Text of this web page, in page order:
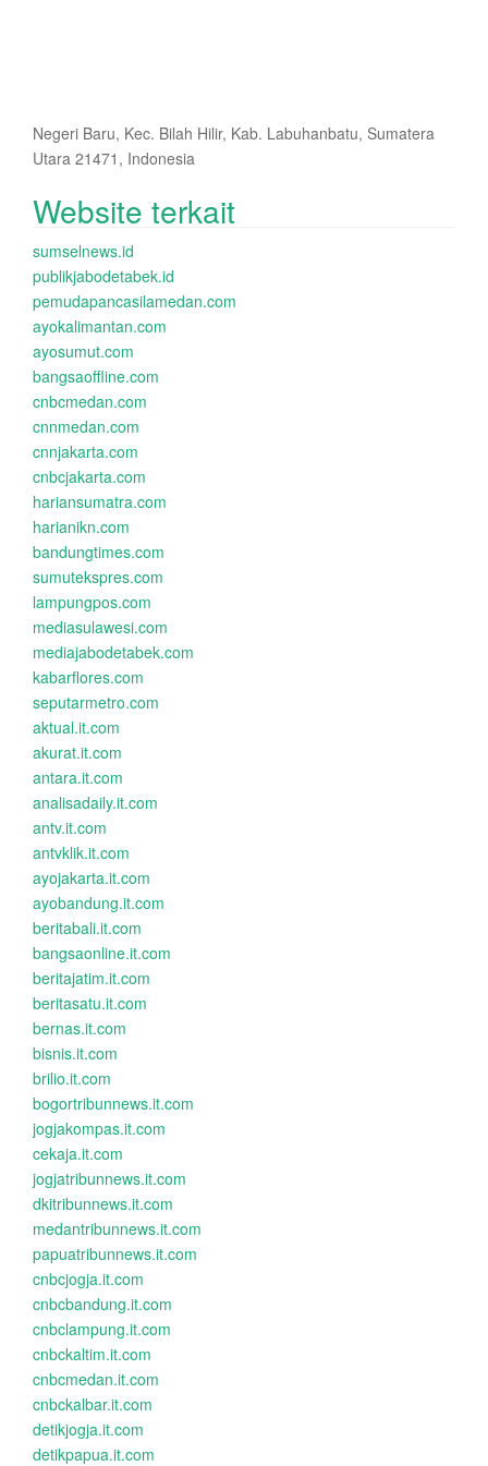
Negeri Baru, Kec. Bilah Hilir, Kab. Labuhanbatu, Sumatera
Utara 21471, Indonesia
Website terkait
sumselnews.id
publikjabodetabek.id
pemudapancasilamedan.com
ayokalimantan.com
ayosumut.com
bangsaoffline.com
cnbcmedan.com
cnnmedan.com
cnnjakarta.com
cnbcjakarta.com
hariansumatra.com
harianikn.com
bandungtimes.com
sumutekspres.com
lampungpos.com
mediasulawesi.com
mediajabodetabek.com
kabarflores.com
seputarmetro.com
aktual.it.com
akurat.it.com
antara.it.com
analisadaily.it.com
antv.it.com
antvklik.it.com
ayojakarta.it.com
ayobandung.it.com
beritabali.it.com
bangsaonline.it.com
beritajatim.it.com
beritasatu.it.com
bernas.it.com
bisnis.it.com
brilio.it.com
bogortribunnews.it.com
jogjakompas.it.com
cekaja.it.com
jogjatribunnews.it.com
dkitribunnews.it.com
medantribunnews.it.com
papuatribunnews.it.com
cnbcjogja.it.com
cnbcbandung.it.com
cnbclampung.it.com
cnbckaltim.it.com
cnbcmedan.it.com
cnbckalbar.it.com
detikjogja.it.com
detikpapua.it.com